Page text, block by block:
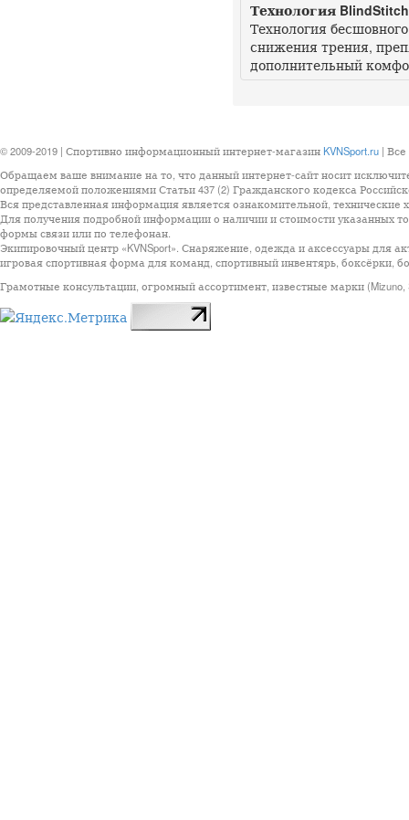
Технология BlindStitch
Технология
снижения трения,
дополнительный
© 2009-2019 | Спортивно информационный интернет-магазин KVNSport.ru |
Обращаем ваше внимание на то, что данный интернет-сайт носит
определяемой положениями Статьи 437 (2) Гражданского кодекса
Вся представленная информация является ознакомительной, технические
Для получения подробной информации о наличии и стоимости указанных
формы связи или по телефонан.
Экипировочный центр «KVNSport». Снаряжение, одежда и аксессуары для
игровая спортивная форма для команд, спортивный инвентярь, боксёрки,
Грамотные консультации, огромный ассортимент, известные марки (Mizuno,